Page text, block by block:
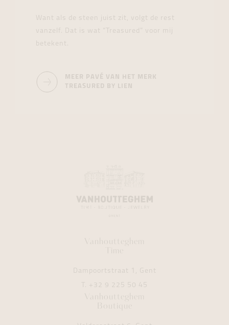
Want als de steen juist zit, volgt de rest
vanzelf. Dat is wat “Treasured” voor mij
betekent.
MEER PAVÉ VAN HET MERK
TREASURED BY LIEN
Vanhoutteghem
Time
Dampoortstraat 1, Gent
T. +32 9 225 50 45
Vanhoutteghem
Boutique